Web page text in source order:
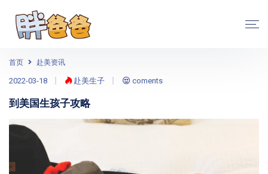
首页 赴美资讯
2022-03-18 赴美生子 coments
到美国生孩子攻略